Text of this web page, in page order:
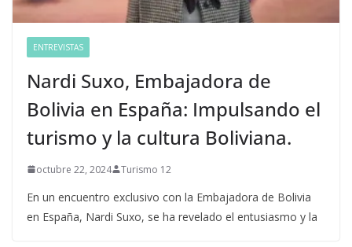
ENTREVISTAS
Nardi Suxo, Embajadora de
Bolivia en España: Impulsando el
turismo y la cultura Boliviana.
octubre 22, 2024 Turismo 12
En un encuentro exclusivo con la Embajadora de Bolivia
en España, Nardi Suxo, se ha revelado el entusiasmo y la